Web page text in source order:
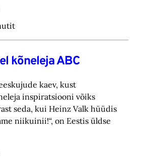
kõneleja ABC
kaev, kust
inspiratsiooni võiks
seda, kui Heinz Valk hüüdis
niikuinii!“, on Eestis üldse